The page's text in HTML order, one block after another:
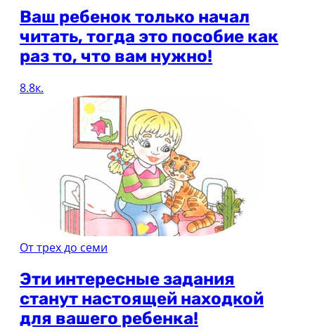
Ваш ребенок только начал
читать, тогда это пособие как
раз то, что вам нужно!
8.8к.
От трех до семи
Эти интересные задания
станут настоящей находкой
для вашего ребенка!